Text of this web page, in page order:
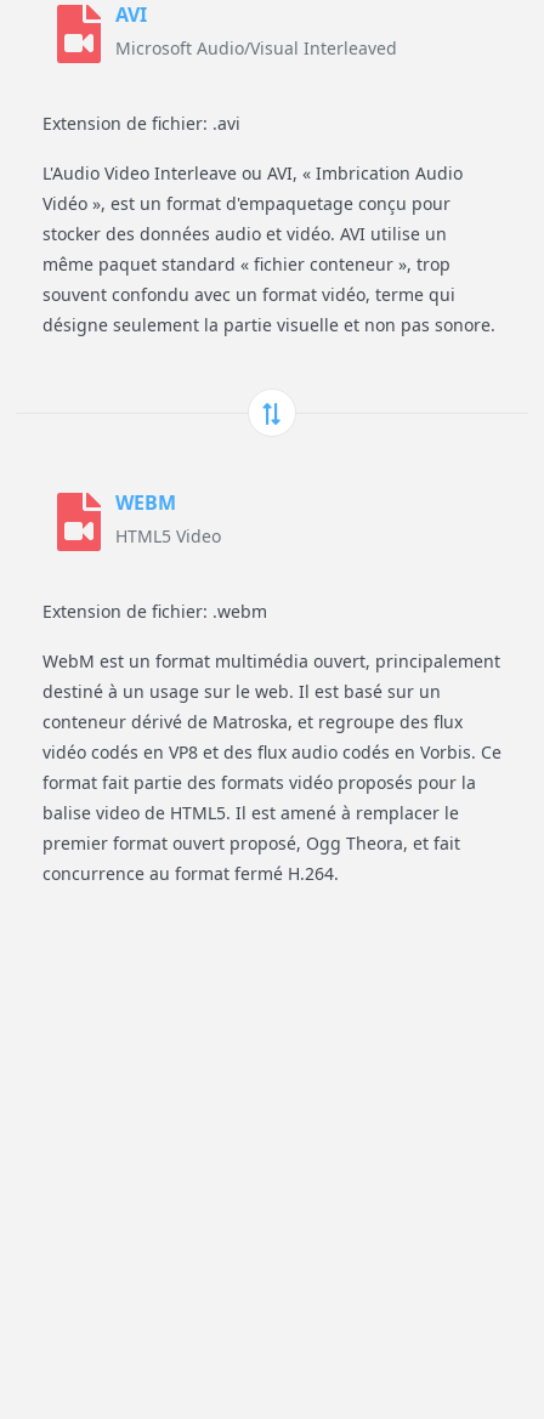
AVI
Microsoft Audio/Visual Interleaved
Extension de fichier: .avi
L'Audio Video Interleave ou AVI, « Imbrication Audio
Vidéo », est un format d'empaquetage conçu pour
stocker des données audio et vidéo. AVI utilise un
même paquet standard « fichier conteneur », trop
souvent confondu avec un format vidéo, terme qui
désigne seulement la partie visuelle et non pas sonore.
WEBM
HTML5 Video
Extension de fichier: .webm
WebM est un format multimédia ouvert, principalement
destiné à un usage sur le web. Il est basé sur un
conteneur dérivé de Matroska, et regroupe des flux
vidéo codés en VP8 et des flux audio codés en Vorbis. Ce
format fait partie des formats vidéo proposés pour la
balise video de HTML5. Il est amené à remplacer le
premier format ouvert proposé, Ogg Theora, et fait
concurrence au format fermé H.264.